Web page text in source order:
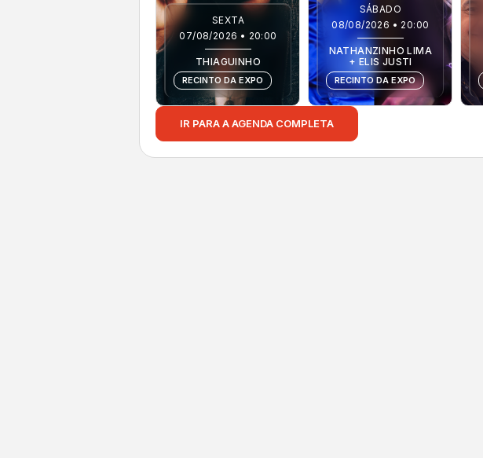
SEXTA
07/08/2026 • 20:00
THIAGUINHO
RECINTO DA EXPO
SÁBADO
08/08/2026 • 20:00
NATHANZINHO LIMA
+ ELIS JUSTI
RECINTO DA EXPO
IR PARA A AGENDA COMPLETA